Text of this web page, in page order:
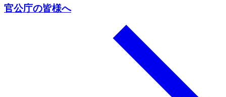
官公庁の皆様へ